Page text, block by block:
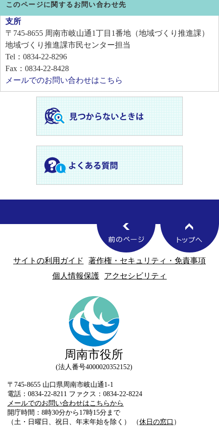
このページに関するお問い合わせ先
支所
〒745-8655 周南市岐山通1丁目1番地（地域づくり推進課）
地域づくり推進課市民センター担当
Tel：0834-22-8296
Fax：0834-22-8428
メールでのお問い合わせはこちら
サイトの利用ガイド
著作権・セキュリティ・免責事項
個人情報保護
アクセシビリティ
周南市役所
法人番号4000020352152
〒745-8655 山口県周南市岐山通1-1
電話：0834-22-8211 ファクス：0834-22-8224
メールでのお問い合わせはこちらから
開庁時間：8時30分から17時15分まで
（土・日曜日、祝日、年末年始を除く） （休日の窓口 ）